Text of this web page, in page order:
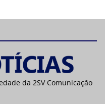
da 2SV Comunicação